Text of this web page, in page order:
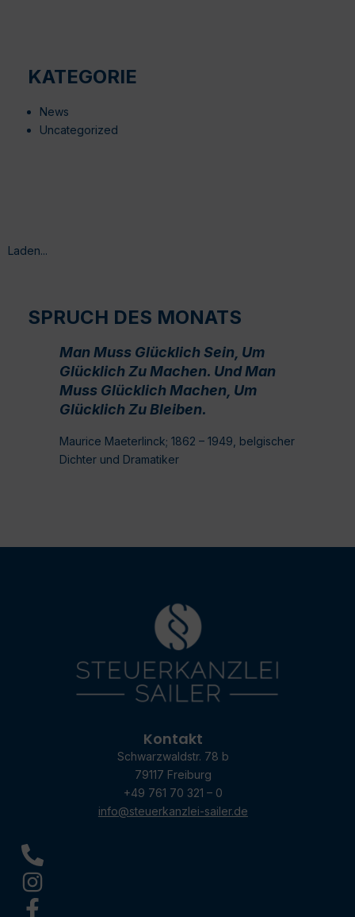
KATEGORIE
News
Uncategorized
Laden...
SPRUCH DES MONATS
Man Muss Glücklich Sein, Um
Glücklich Zu Machen. Und Man
Muss Glücklich Machen, Um
Glücklich Zu Bleiben.
Maurice Maeterlinck; 1862 – 1949, belgischer
Dichter und Dramatiker
Kontakt
Schwarzwaldstr. 78 b
79117 Freiburg
+49 761 70 321 – 0
info@steuerkanzlei-sailer.de